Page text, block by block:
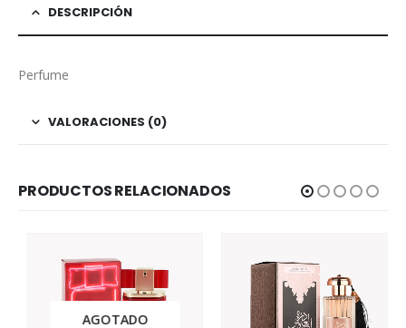
DESCRIPCIÓN
Perfume
VALORACIONES (0)
PRODUCTOS RELACIONADOS
AGOTADO